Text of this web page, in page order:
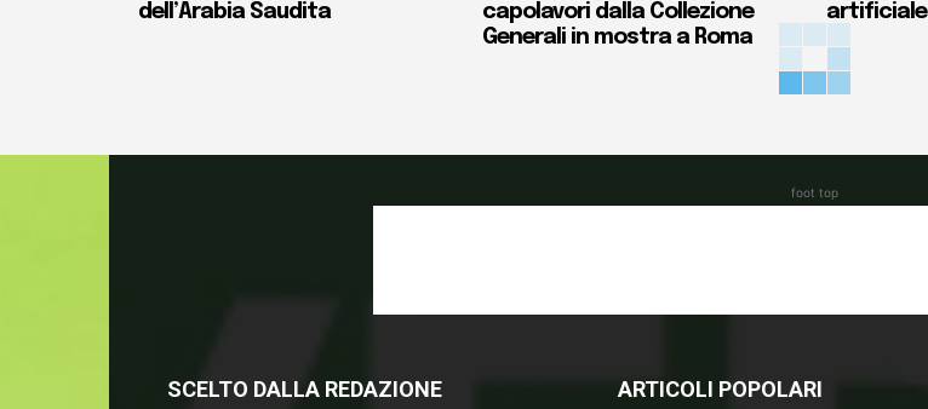
dell’Arabia Saudita
capolavori dalla Collezione
Generali in mostra a Roma
artificiale
foot top
SCELTO DALLA REDAZIONE ARTICOLI POPOLARI